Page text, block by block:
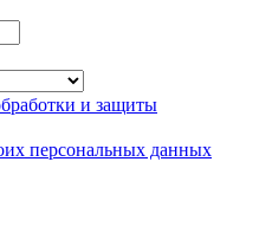
и защиты
персональных данных